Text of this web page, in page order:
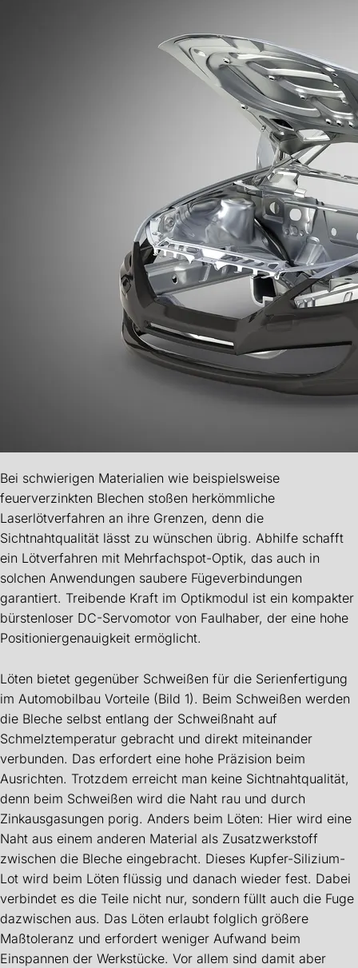
Bei schwierigen Materialien wie beispielsweise
feuerverzinkten Blechen stoßen herkömmliche
Laserlötverfahren an ihre Grenzen, denn die
Sichtnahtqualität lässt zu wünschen übrig. Abhilfe schafft
ein Lötverfahren mit Mehrfachspot-Optik, das auch in
solchen Anwendungen saubere Fügeverbindungen
garantiert. Treibende Kraft im Optikmodul ist ein kompakter
bürstenloser DC-Servomotor von Faulhaber, der eine hohe
Positioniergenauigkeit ermöglicht.
Löten bietet gegenüber Schweißen für die Serienfertigung
im Automobilbau Vorteile (Bild 1). Beim Schweißen werden
die Bleche selbst entlang der Schweißnaht auf
Schmelztemperatur gebracht und direkt miteinander
verbunden. Das erfordert eine hohe Präzision beim
Ausrichten. Trotzdem erreicht man keine Sichtnahtqualität,
denn beim Schweißen wird die Naht rau und durch
Zinkausgasungen porig. Anders beim Löten: Hier wird eine
Naht aus einem anderen Material als Zusatzwerkstoff
zwischen die Bleche eingebracht. Dieses Kupfer-Silizium-
Lot wird beim Löten flüssig und danach wieder fest. Dabei
verbindet es die Teile nicht nur, sondern füllt auch die Fuge
dazwischen aus. Das Löten erlaubt folglich größere
Maßtoleranz und erfordert weniger Aufwand beim
Einspannen der Werkstücke. Vor allem sind damit aber